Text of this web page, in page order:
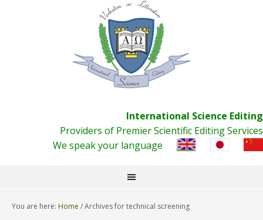
International Science Editing
Providers of Premier Scientific Editing Services
We speak your language
You are here: Home /Archives for technical screening